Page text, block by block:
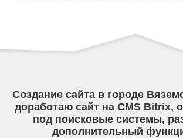
Создание сайта в городе
доработаю сайт на CMS Bitrix,
под поисковые системы,
дополнительный